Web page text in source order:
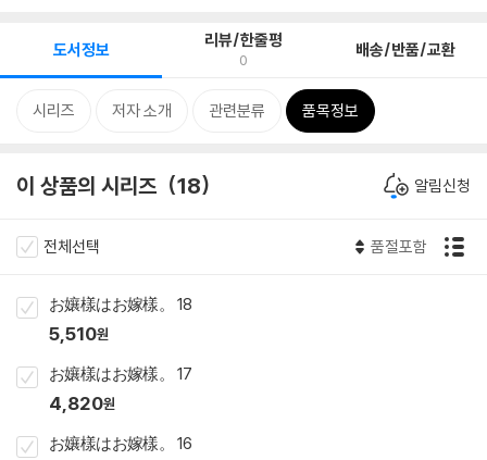
도서정보 리뷰/한줄평
0 배송/반품/교환
시리즈 저자 소개 관련분류 품목정보
이 상품의 시리즈 18 알림신청
전체선택 품절포함
お孃樣はお嫁樣。 18
5,510원
お孃樣はお嫁樣。 17
4,820원
お孃樣はお嫁樣。 16